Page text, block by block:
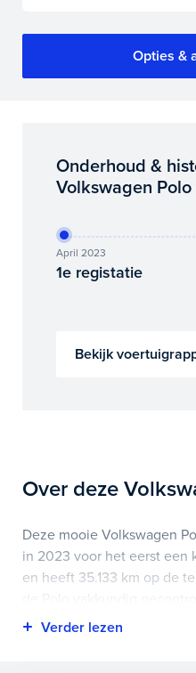
Opties &
Onderhoud &
Volkswagen Polo
April 2023
1e registatie
Bekijk
Over deze
Deze mooie Volkswagen
in 2023 voor het eerst een
en heeft 35.133 km op de
op deze pagina bij